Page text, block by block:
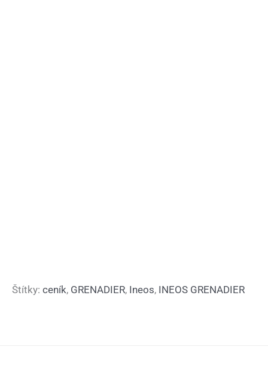
Štítky: ceník, GRENADIER, Ineos, INEOS GRENADIER